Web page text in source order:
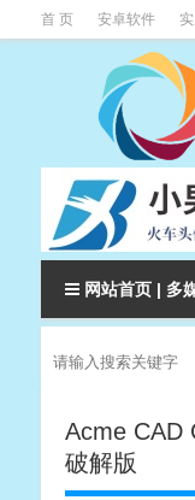
首 页 安卓软件
下载类
网站首页 | 多
Acme CAD
破解版